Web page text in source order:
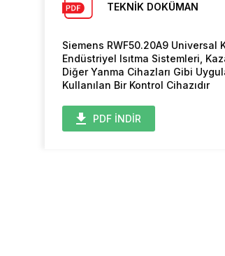
TEKNİK DOKÜMAN
Siemens RWF50.20A9 Universal
Endüstriyel Isıtma Sistemleri,
Diğer Yanma Cihazları Gibi
Kullanılan Bir Kontrol Cihazıdır
PDF İNDİR